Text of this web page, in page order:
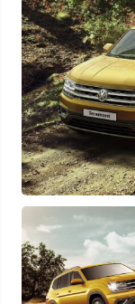
Отправляя данную
персональных данных